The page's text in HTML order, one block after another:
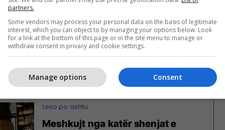
si mbretëria e zodiakut, të sunduar nga
e tij të ngrohtë. Me karizmën natyrore dhe
Luanët kanë lindur për t'u dalluar. Vetëbesimi dhe
i bëjnë ata liderë të lindur nga natyra,
karriera që kërkojnë një prani të fortë. Nëse jeni
mbretërore mund të jenë bileta për sukses.
Meshkujt nga katër shenjat e
partners.
Some vendors may process your personal data on the basis of legitimate
interest, which you can object to by managing your options below. Look
for a link at the bottom of this page or in the site menu to manage or
withdraw consent in privacy and cookie settings.
Consent
Manage options